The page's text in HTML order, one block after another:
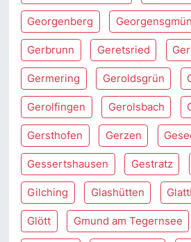
Georgenberg
Gerbrunn Geretsried
Germering Geroldsgrün
Gerolfingen Gerolsbach
Gersthofen Gerzen
Gessertshausen Gestratz
Gilching Glashütten
Glött Gmund am Tegernsee